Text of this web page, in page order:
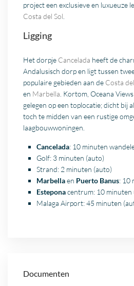
project een exclusieve en luxueuze
Costa del Sol
Ligging
Het dorpje Cancelada heeft de
Andalusisch dorp en ligt tussen
populaire gebieden aan de Costa
en Marbella . Kortom, Oceana
gelegen op een toplocatie; dicht bij
toch te midden van een rustige
laagbouwwoningen.
Cancelada: 10 minuten
Golf: 3 minuten (auto)
Strand: 2 minuten (auto)
Marbellaen Puerto Banus: 10
Esteponacentrum: 10 minuten
Malaga Airport: 45 minuten
Documenten